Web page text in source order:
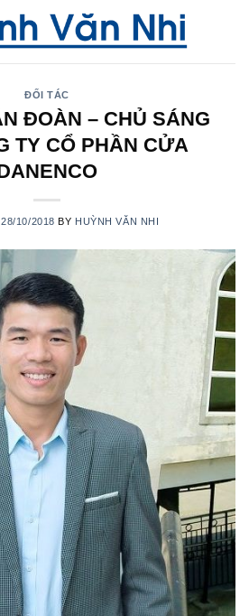
ĐỐI TÁC
ĐOÀN – CHỦ SÁNG
TY CỔ PHẦN CỬA
28/10/2018 BY HUỲNH VĂN NHI